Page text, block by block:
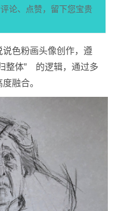
论、点赞，留下您宝贵
色粉画头像创作，遵
整体” 的逻辑，通过多
融合。